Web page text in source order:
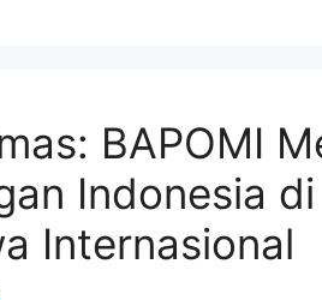
BAPOMI
Indonesia
Internasional